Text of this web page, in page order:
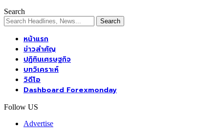
Search
หน้าแรก
ข่าวสำคัญ
ปฏิทินเศรษฐกิจ
บทวิเคราะห์
วิดีโอ
Dashboard Forexmonday
Follow US
Advertise